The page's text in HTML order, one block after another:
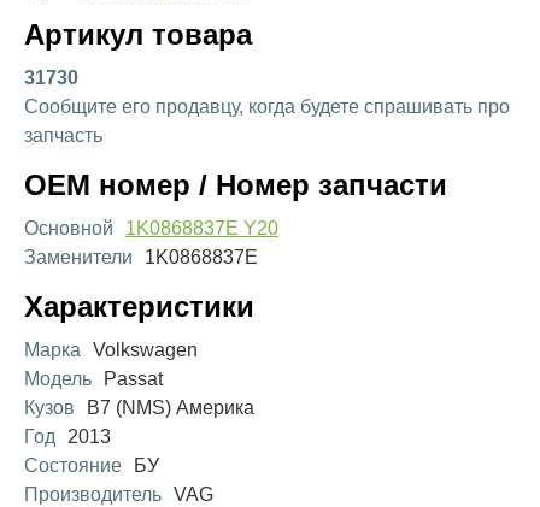
Артикул товара
31730
Сообщите его продавцу, когда будете спрашивать про
запчасть
OEM номер / Номер запчасти
Основной
1K0868837E Y20
Заменители
1K0868837E
Характеристики
Марка
Volkswagen
Модель
Passat
Кузов
B7 (NMS) Америка
Год
2013
Состояние
БУ
Производитель VAG